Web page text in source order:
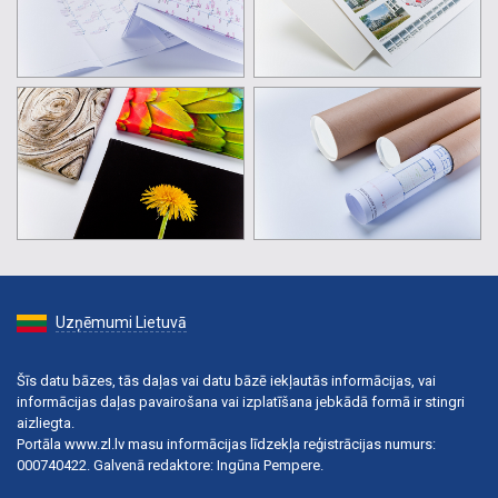
Uzņēmumi Lietuvā
Šīs datu bāzes, tās daļas vai datu bāzē iekļautās informācijas, vai
informācijas daļas pavairošana vai izplatīšana jebkādā formā ir stingri
aizliegta.
Portāla www.zl.lv masu informācijas līdzekļa reģistrācijas numurs:
000740422. Galvenā redaktore: Ingūna Pempere.